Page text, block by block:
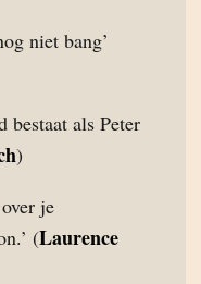
niet bang’
bestaat als Peter
)
je
(Laurence